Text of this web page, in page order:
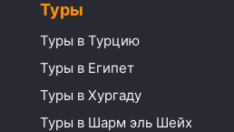
Туры
Туры в Турцию
Туры в Египет
Туры в Хургаду
Туры в Шарм эль Шейх